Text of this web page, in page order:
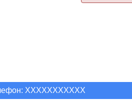
XXXXXXXXXXX